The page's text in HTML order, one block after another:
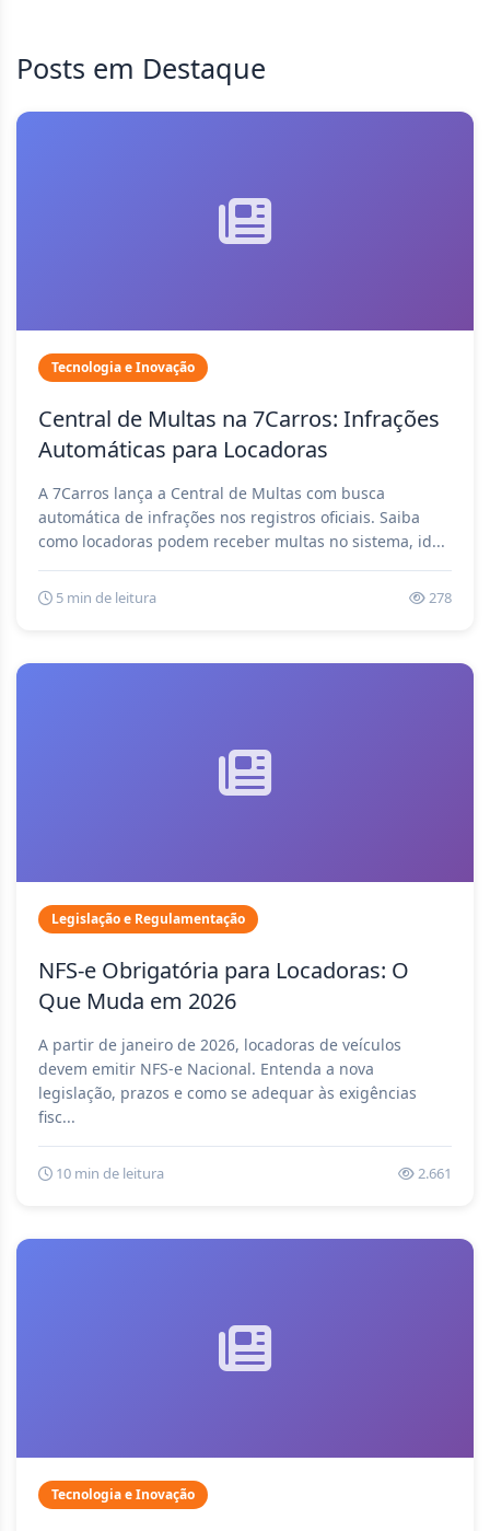
Posts em Destaque
Tecnologia e Inovação
Central de Multas na 7Carros: Infrações
Automáticas para Locadoras
A 7Carros lança a Central de Multas com busca
automática de infrações nos registros oficiais. Saiba
como locadoras podem receber multas no sistema, id...
5 min de leitura 278
Legislação e Regulamentação
NFS-e Obrigatória para Locadoras: O
Que Muda em 2026
A partir de janeiro de 2026, locadoras de veículos
devem emitir NFS-e Nacional. Entenda a nova
legislação, prazos e como se adequar às exigências
fisc...
10 min de leitura 2.661
Tecnologia e Inovação